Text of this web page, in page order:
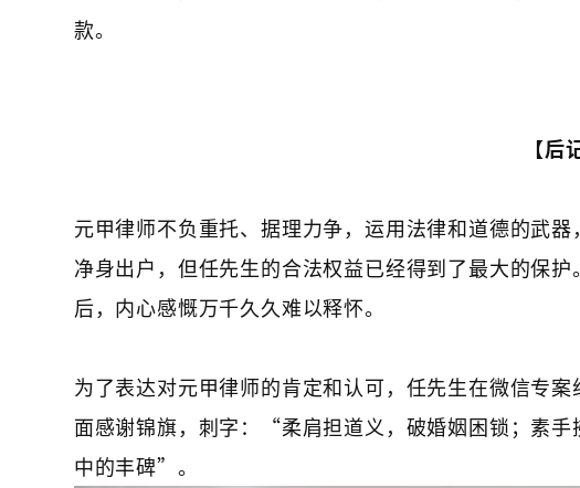
款。
【后
元甲律师不负重托、据理力争，运用法律和道德的武
净身出户，但任先生的合法权益已经得到了最大的保
后，内心感慨万千久久难以释怀。
为了表达对元甲律师的肯定和认可，任先生在微信专
面感谢锦旗，刺字：“柔肩担道义，破婚姻困锁；素
中的丰碑”。